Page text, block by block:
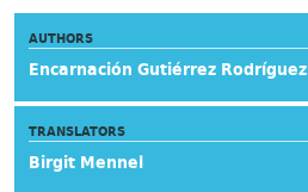
AUTHORS
Encarnación Gutiérrez Rodríguez
TRANSLATORS
Birgit Mennel